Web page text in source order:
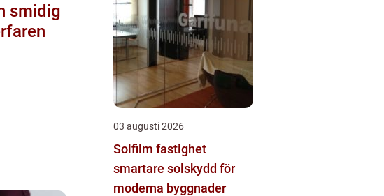
smidig
03 augusti 2026
Solfilm fastighet
smartare solskydd för
moderna byggnader